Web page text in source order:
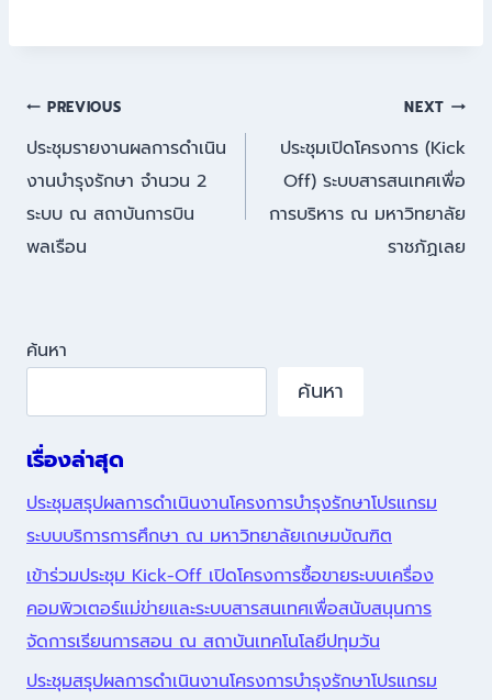
แนะแนว
เรื่อง
PREVIOUS
ประชุมรายงานผลการดำเนิน
งานบำรุงรักษา จำนวน 2
ระบบ ณ สถาบันการบิน
พลเรือน
NEXT
ประชุมเปิดโครงการ (Kick
Off) ระบบสารสนเทศเพื่อ
การบริหาร ณ มหาวิทยาลัย
ราชภัฏเลย
ค้นหา
ค้นหา
เรื่องล่าสุด
ประชุมสรุปผลการดำเนินงานโครงการบำรุงรักษาโปรแกรม
ระบบบริการการศึกษา ณ มหาวิทยาลัยเกษมบัณฑิต
เข้าร่วมประชุม Kick-Off เปิดโครงการซื้อขายระบบเครื่อง
คอมพิวเตอร์แม่ข่ายและระบบสารสนเทศเพื่อสนับสนุนการ
จัดการเรียนการสอน ณ สถาบันเทคโนโลยีปทุมวัน
ประชุมสรุปผลการดำเนินงานโครงการบำรุงรักษาโปรแกรม